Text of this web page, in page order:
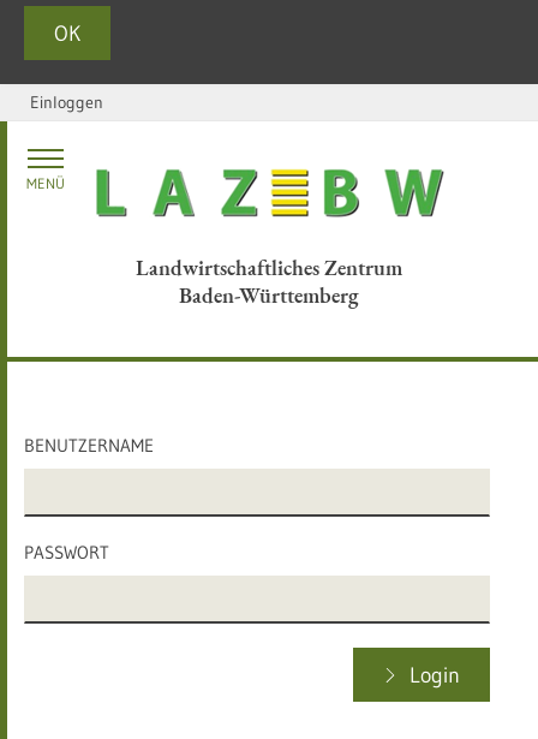
OK
Zum Inhalt springen
Einloggen
Landwirtschaftliches Zentrum
Baden-Württemberg
MENÜ
BENUTZERNAME
PASSWORT
Login